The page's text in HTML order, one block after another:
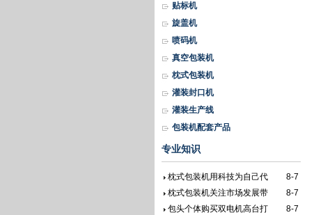
贴标机
旋盖机
喷码机
真空包装机
枕式包装机
灌装封口机
灌装生产线
包装机配套产品
专业知识
枕式包装机用科技为自己代
8-7
枕式包装机关注市场发展带
8-7
包头个体购买双电机高台打
8-7